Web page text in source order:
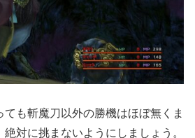
ても斬魔刀以外の勝機はほぼ無くま
対に挑まないようにしましょう。